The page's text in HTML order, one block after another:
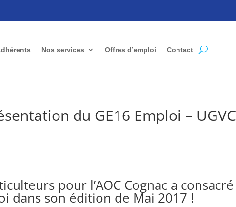
Nos services Offres d’emploi Contact
du GE16 Emploi – UGVC
pour l’AOC Cognac a consacré
dans son édition de Mai 2017 !